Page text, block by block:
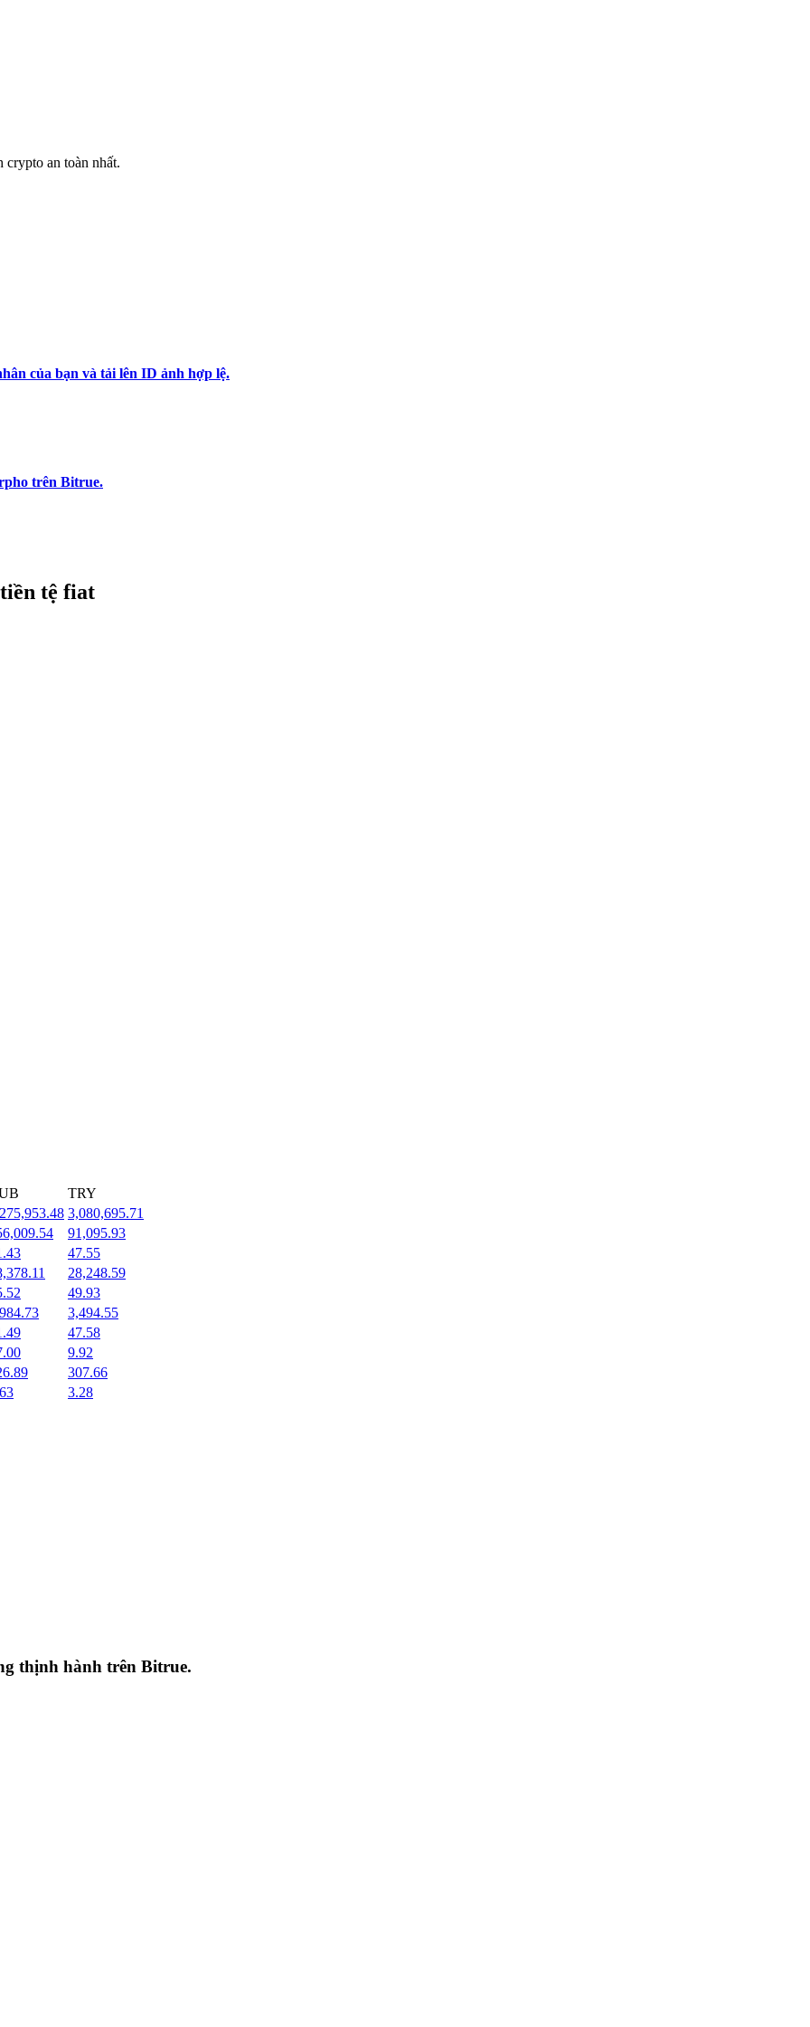
crypto an toàn nhất.
của bạn và tải lên ID ảnh hợp lệ.
trên Bitrue.
tệ fiat
TRY
3,080,695.71
91,095.93
47.55
28,248.59
49.93
3,494.55
47.58
9.92
307.66
3.28
thịnh hành trên Bitrue.